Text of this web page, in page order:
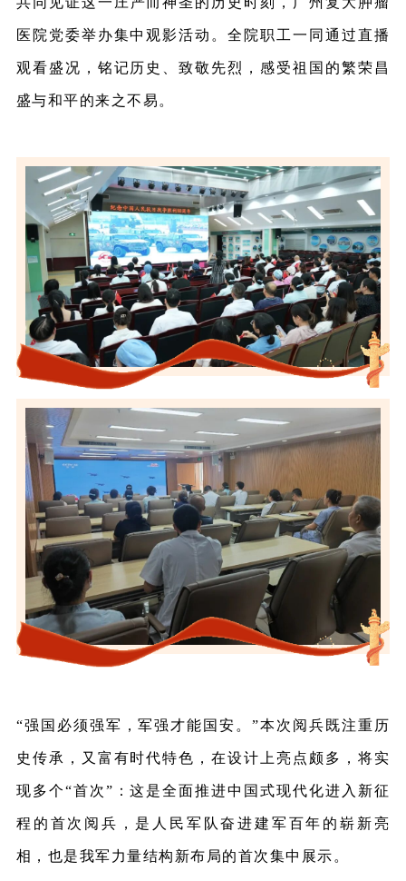
医院党委举办集中观影活动。全院职工一同通过直播
观看盛况，铭记历史、致敬先烈，感受祖国的繁荣昌
盛与和平的来之不易。
“强国必须强军，军强才能国安。”本次阅兵既注重历
史传承，又富有时代特色，在设计上亮点颇多，将实
现多个“首次”：这是全面推进中国式现代化进入新征
程的首次阅兵，是人民军队奋进建军百年的崭新亮
相，也是我军力量结构新布局的首次集中展示。